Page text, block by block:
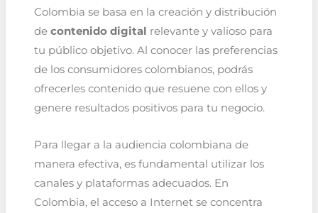
Colombia se basa en la creación y distribución
de contenido digital relevante y valioso para
tu público objetivo. Al conocer las preferencias
de los consumidores colombianos, podrás
ofrecerles contenido que resuene con ellos y
genere resultados positivos para tu negocio.
Para llegar a la audiencia colombiana de
manera efectiva, es fundamental utilizar los
canales y plataformas adecuados. En
Colombia, el acceso a Internet se concentra